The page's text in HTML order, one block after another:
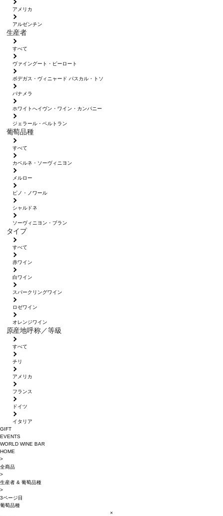
アメリカ
アルゼンチン
生産者
すべて
ヴァイングート・ピーロート
ボデガス・ヴィニャード パスカル・トソ
パナメラ
ホワイトへイヴン・ワイン・カンパニー
ジェラール・ベルトラン
葡萄品種
すべて
カベルネ・ソーヴィニヨン
メルロー
ピノ・ノワール
シャルドネ
ソーヴィニヨン・ブラン
タイプ
すべて
赤ワイン
白ワイン
スパークリングワイン
ロゼワイン
オレンジワイン
原産地呼称／等級
すべて
チリ
アメリカ
フランス
ドイツ
イタリア
GIFT
EVENTS
WORLD WINE BAR
HOME
>
全商品
>
生産者& 葡萄品種
>
3ページ目
葡萄品種
×